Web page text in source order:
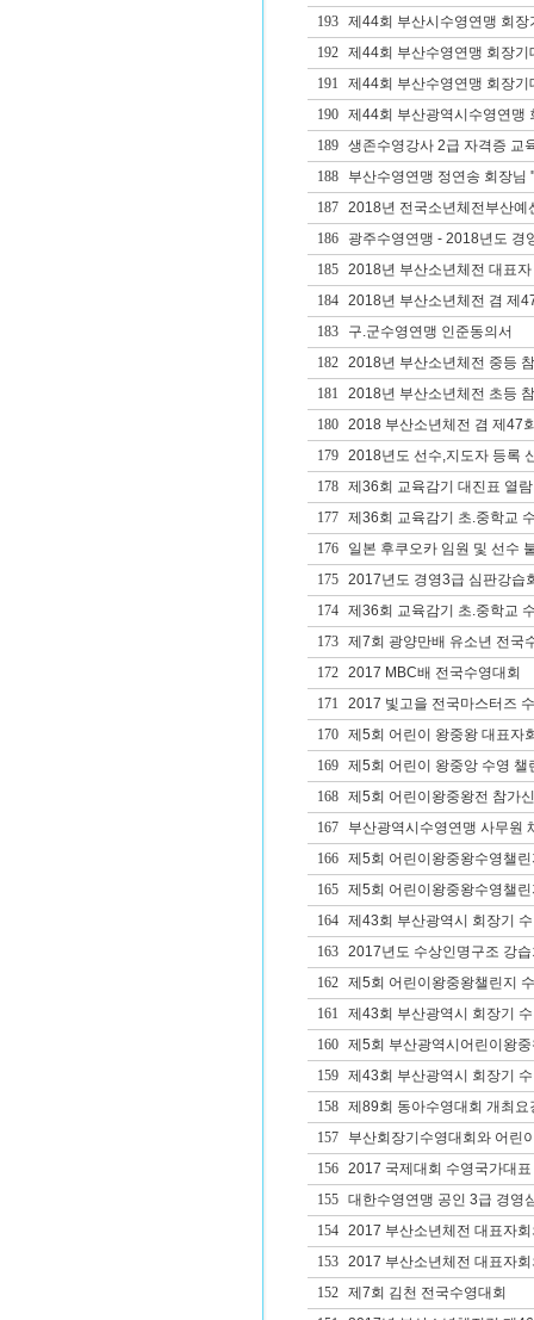
193
제44회 부산시수영연맹 회
192
제44회 부산수영연맹 회장기
191
제44회 부산수영연맹 회장
190
제44회 부산광역시수영연맹
189
생존수영강사 2급 자격증 교
188
부산수영연맹 정연송 회장님
187
2018년 전국소년체전부산예
186
광주수영연맹 - 2018년도 경
185
2018년 부산소년체전 대표
184
2018년 부산소년체전 겸 제
183
구.군수영연맹 인준동의서
182
2018년 부산소년체전 중등
181
2018년 부산소년체전 초등
180
2018 부산소년체전 겸 제47
179
2018년도 선수,지도자 등록
178
제36회 교육감기 대진표 열람
177
제36회 교육감기 초.중학교
176
일본 후쿠오카 임원 및 선수
175
2017년도 경영3급 심판강습
174
제36회 교육감기 초.중학교
173
제7회 광양만배 유소년 전국
172
2017 MBC배 전국수영대회
171
2017 빛고을 전국마스터즈
170
제5회 어린이 왕중왕 대표자
169
제5회 어린이 왕중앙 수영 챌
168
제5회 어린이왕중왕전 참가
167
부산광역시수영연맹 사무원
166
제5회 어린이왕중왕수영챌
165
제5회 어린이왕중왕수영챌
164
제43회 부산광역시 회장기
163
2017년도 수상인명구조 강
162
제5회 어린이왕중왕챌린지
161
제43회 부산광역시 회장기
160
제5회 부산광역시어린이왕
159
제43회 부산광역시 회장기
158
제89회 동아수영대회 개최요
157
부산회장기수영대회와 어린
156
2017 국제대회 수영국가대
155
대한수영연맹 공인 3급 경영
154
2017 부산소년체전 대표자
153
2017 부산소년체전 대표자회
152
제7회 김천 전국수영대회